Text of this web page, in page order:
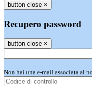
button close ×
Recupero password
button close ×
Non hai una e-mail associata al